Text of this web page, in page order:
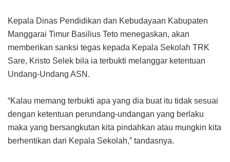
Kepala Dinas Pendidikan dan Kebudayaan Kabupaten
Manggarai Timur Basilius Teto menegaskan, akan
memberikan sanksi tegas kepada Kepala Sekolah TRK
Sare, Kristo Selek bila ia terbukti melanggar ketentuan
Undang-Undang ASN.
“Kalau memang terbukti apa yang dia buat itu tidak sesuai
dengan ketentuan perundang-undangan yang berlaku
maka yang bersangkutan kita pindahkan atau mungkin kita
berhentikan dari Kepala Sekolah,” tandasnya.